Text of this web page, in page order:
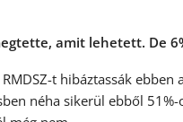
amit lehetett. De
t hibáztassák
néha sikerül ebből